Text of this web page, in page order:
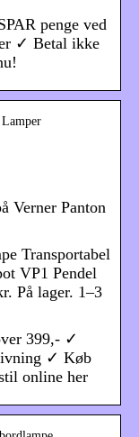
penge ved
✓ Betal ikke
Verner Panton
Transportabel
VP1 Pendel
På lager. 1–3
399,- ✓
✓ Køb
online her